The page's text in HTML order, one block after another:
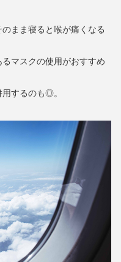
まま寝ると喉が痛くなる
マスクの使用がおすすめ
するのも◎。